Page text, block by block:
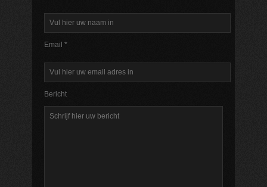
Email *
Bericht